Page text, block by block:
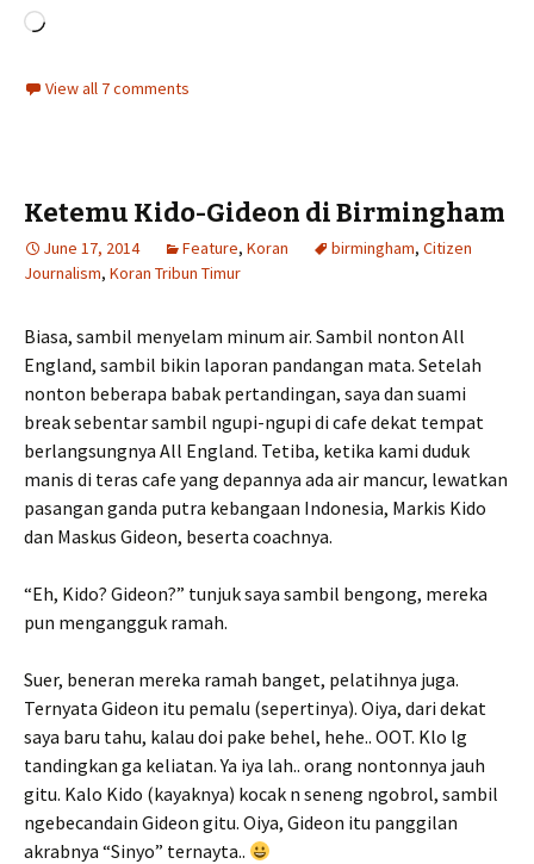
Loading…
View all 7 comments
Ketemu Kido-Gideon di Birmingham
June 17, 2014 Feature, Koran birmingham, Citizen
Journalism, Koran Tribun Timur
Biasa, sambil menyelam minum air. Sambil nonton All
England, sambil bikin laporan pandangan mata. Setelah
nonton beberapa babak pertandingan, saya dan suami
break sebentar sambil ngupi-ngupi di cafe dekat tempat
berlangsungnya All England. Tetiba, ketika kami duduk
manis di teras cafe yang depannya ada air mancur, lewatkan
pasangan ganda putra kebangaan Indonesia, Markis Kido
dan Maskus Gideon, beserta coachnya.
“Eh, Kido? Gideon?” tunjuk saya sambil bengong, mereka
pun mengangguk ramah.
Suer, beneran mereka ramah banget, pelatihnya juga.
Ternyata Gideon itu pemalu (sepertinya). Oiya, dari dekat
saya baru tahu, kalau doi pake behel, hehe.. OOT. Klo lg
tandingkan ga keliatan. Ya iya lah.. orang nontonnya jauh
gitu. Kalo Kido (kayaknya) kocak n seneng ngobrol, sambil
ngebecandain Gideon gitu. Oiya, Gideon itu panggilan
akrabnya “Sinyo” ternayta..